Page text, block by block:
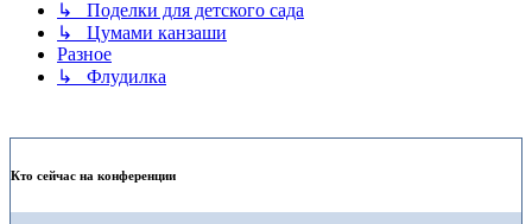
↳ Поделки для детского сада
↳ Цумами канзаши
Разное
↳ Флудилка
Кто сейчас на конференции